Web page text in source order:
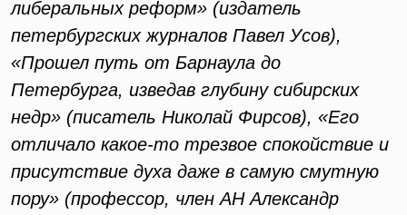
либеральных реформ» (издатель
петербургских журналов Павел Усов),
«Прошел путь от Барнаула до
Петербурга, изведав глубину сибирских
недр» (писатель Николай Фирсов), «Его
отличало какое-то трезвое спокойствие и
присутствие духа даже в самую смутную
пору» (профессор, член АН Александр